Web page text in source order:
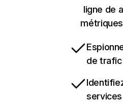
ligne de
de